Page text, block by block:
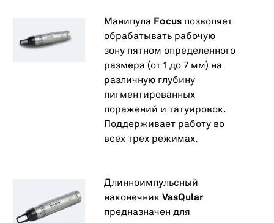
Манипула Focus позволяет
обрабатывать рабочую
зону пятном определенного
размера (от 1 до 7 мм) на
различную глубину
пигментированных
поражений и татуировок.
Поддерживает работу во
всех трех режимах.
Длинноимпульсный
наконечник VasQular
предназначен для